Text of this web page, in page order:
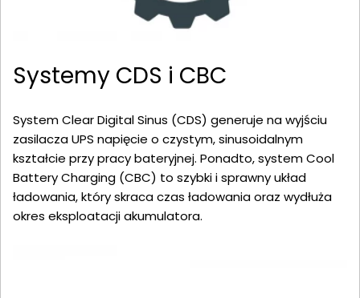
Systemy CDS i CBC
System Clear Digital Sinus (CDS) generuje na wyjściu
zasilacza UPS napięcie o czystym, sinusoidalnym
kształcie przy pracy bateryjnej. Ponadto, system Cool
Battery Charging (CBC) to szybki i sprawny układ
ładowania, który skraca czas ładowania oraz wydłuża
okres eksploatacji akumulatora.